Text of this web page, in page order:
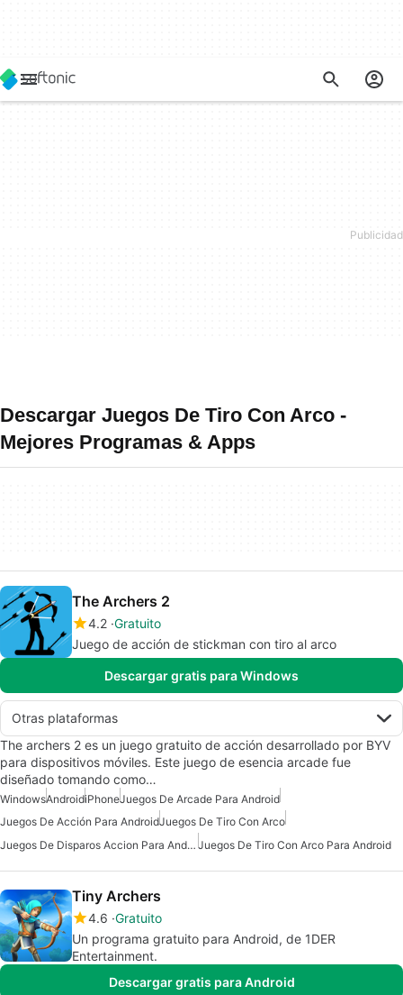
Descargar Juegos De Tiro Con Arco -
Mejores Programas & Apps
The Archers 2
4.2 Gratuito
Juego de acción de stickman con tiro al arco
Descargar gratis para Windows
Otras plataformas
The archers 2 es un juego gratuito de acción desarrollado por BYV
para dispositivos móviles. Este juego de esencia arcade fue
diseñado tomando como…
WindowsAndroidiPhoneJuegos De Arcade Para Android
Juegos De Acción Para AndroidJuegos De Tiro Con Arco
Juegos De Disparos Accion Para Android Juegos De Tiro Con Arco Para Android
Tiny Archers
4.6 Gratuito
Un programa gratuito para Android, de 1DER
Entertainment.
Descargar gratis para Android